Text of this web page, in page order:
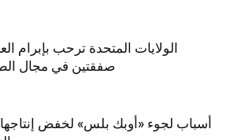
الولايات المتحدة ترحب بإبرام
صفقتين في مجال
أسباب لجوء «أوبك بلس» لخفض